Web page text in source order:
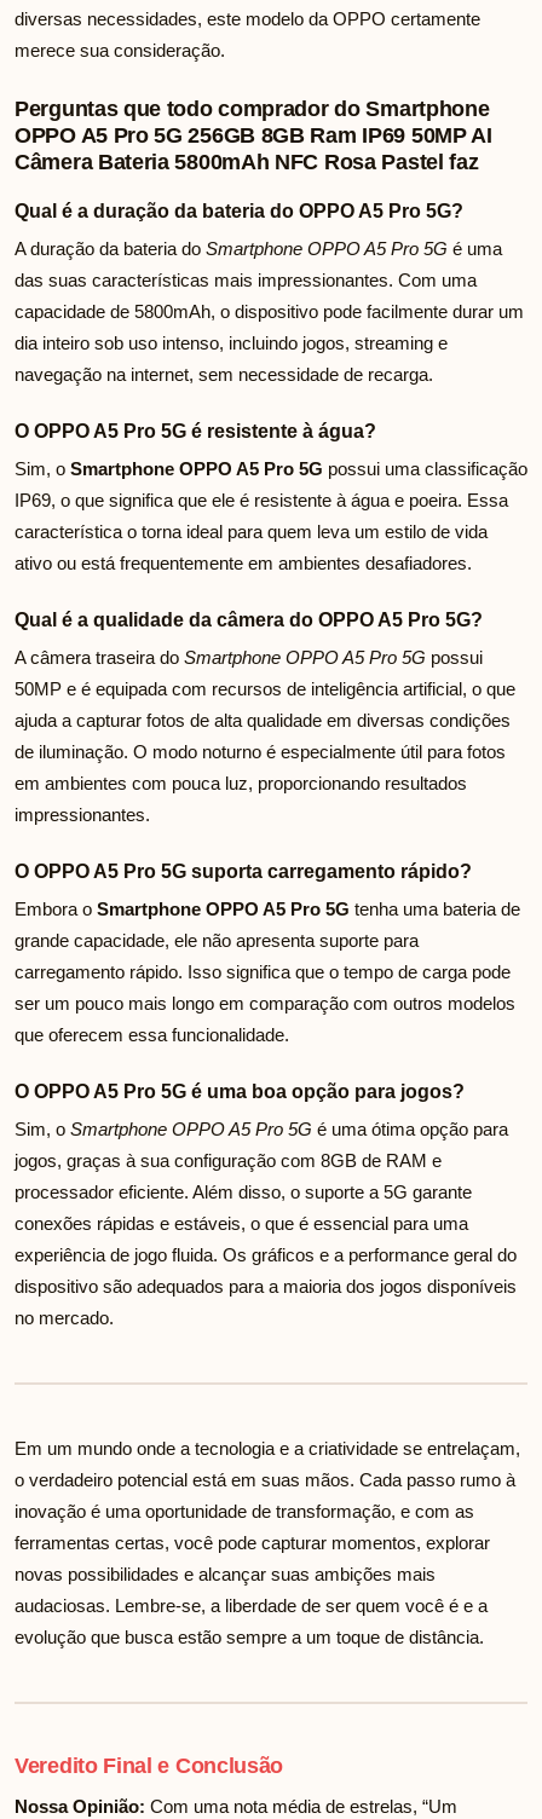
diversas necessidades, este modelo da OPPO certamente
merece sua consideração.
Perguntas que todo comprador do Smartphone
OPPO A5 Pro 5G 256GB 8GB Ram IP69 50MP AI
Câmera Bateria 5800mAh NFC Rosa Pastel faz
Qual é a duração da bateria do OPPO A5 Pro 5G?
A duração da bateria do Smartphone OPPO A5 Pro 5G é uma
das suas características mais impressionantes. Com uma
capacidade de 5800mAh, o dispositivo pode facilmente durar um
dia inteiro sob uso intenso, incluindo jogos, streaming e
navegação na internet, sem necessidade de recarga.
O OPPO A5 Pro 5G é resistente à água?
Sim, o Smartphone OPPO A5 Pro 5G possui uma classificação
IP69, o que significa que ele é resistente à água e poeira. Essa
característica o torna ideal para quem leva um estilo de vida
ativo ou está frequentemente em ambientes desafiadores.
Qual é a qualidade da câmera do OPPO A5 Pro 5G?
A câmera traseira do Smartphone OPPO A5 Pro 5G possui
50MP e é equipada com recursos de inteligência artificial, o que
ajuda a capturar fotos de alta qualidade em diversas condições
de iluminação. O modo noturno é especialmente útil para fotos
em ambientes com pouca luz, proporcionando resultados
impressionantes.
O OPPO A5 Pro 5G suporta carregamento rápido?
Embora o Smartphone OPPO A5 Pro 5G tenha uma bateria de
grande capacidade, ele não apresenta suporte para
carregamento rápido. Isso significa que o tempo de carga pode
ser um pouco mais longo em comparação com outros modelos
que oferecem essa funcionalidade.
O OPPO A5 Pro 5G é uma boa opção para jogos?
Sim, o Smartphone OPPO A5 Pro 5G é uma ótima opção para
jogos, graças à sua configuração com 8GB de RAM e
processador eficiente. Além disso, o suporte a 5G garante
conexões rápidas e estáveis, o que é essencial para uma
experiência de jogo fluida. Os gráficos e a performance geral do
dispositivo são adequados para a maioria dos jogos disponíveis
no mercado.
Em um mundo onde a tecnologia e a criatividade se entrelaçam,
o verdadeiro potencial está em suas mãos. Cada passo rumo à
inovação é uma oportunidade de transformação, e com as
ferramentas certas, você pode capturar momentos, explorar
novas possibilidades e alcançar suas ambições mais
audaciosas. Lembre-se, a liberdade de ser quem você é e a
evolução que busca estão sempre a um toque de distância.
Veredito Final e Conclusão
Nossa Opinião: Com uma nota média de estrelas, “Um